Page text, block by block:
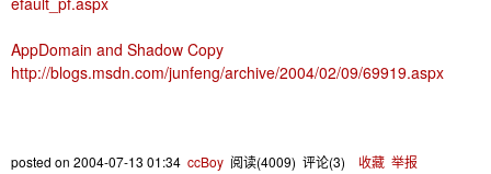
AppDomain and Shadow Copy
http://blogs.msdn.com/junfeng/archive/2004/02/09/69919.aspx
posted on 2004-07-13 01:34 ccBoy 阅读(4009) 评论(3) 收藏 举报